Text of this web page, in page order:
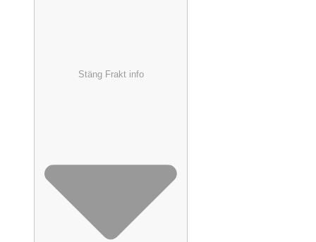
Stäng Frakt info